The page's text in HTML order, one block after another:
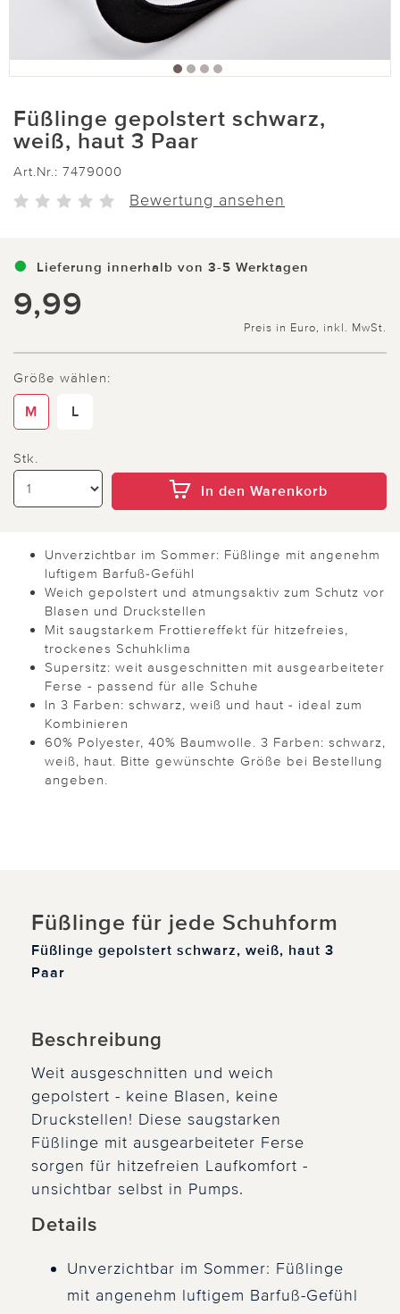
Füßlinge gepolstert schwarz,
weiß, haut 3 Paar
Art.Nr.: 7479000
Bewertung ansehen
Lieferung innerhalb von 3-5 Werktagen
9,99
Preis in Euro, inkl. MwSt.
Größe wählen:
M L
Stk.
In den Warenkorb
Unverzichtbar im Sommer: Füßlinge mit angenehm
luftigem Barfuß-Gefühl
Weich gepolstert und atmungsaktiv zum Schutz vor
Blasen und Druckstellen
Mit saugstarkem Frottiereffekt für hitzefreies,
trockenes Schuhklima
Supersitz: weit ausgeschnitten mit ausgearbeiteter
Ferse - passend für alle Schuhe
In 3 Farben: schwarz, weiß und haut - ideal zum
Kombinieren
60% Polyester, 40% Baumwolle. 3 Farben: schwarz,
weiß, haut. Bitte gewünschte Größe bei Bestellung
angeben.
Füßlinge für jede Schuhform
Füßlinge gepolstert schwarz, weiß, haut 3
Paar
Beschreibung
Weit ausgeschnitten und weich
gepolstert - keine Blasen, keine
Druckstellen! Diese saugstarken
Füßlinge mit ausgearbeiteter Ferse
sorgen für hitzefreien Laufkomfort -
unsichtbar selbst in Pumps.
Details
Unverzichtbar im Sommer: Füßlinge
mit angenehm luftigem Barfuß-Gefühl